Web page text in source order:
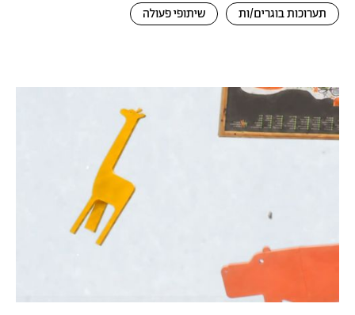
תערוכות בוגרים/ות שיתופי פעולה